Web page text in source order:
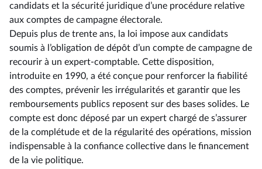
candidats et la sécurité juridique d’une procédure relative
aux comptes de campagne électorale.
Depuis plus de trente ans, la loi impose aux candidats
soumis à l’obligation de dépôt d’un compte de campagne de
recourir à un expert-comptable. Cette disposition,
introduite en 1990, a été conçue pour renforcer la fiabilité
des comptes, prévenir les irrégularités et garantir que les
remboursements publics reposent sur des bases solides. Le
compte est donc déposé par un expert chargé de s’assurer
de la complétude et de la régularité des opérations, mission
indispensable à la confiance collective dans le financement
de la vie politique.